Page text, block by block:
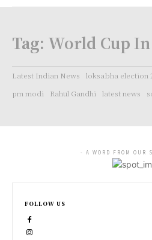
Tag: World Cup
Latest Indian News loksabha election
pm modi
Rahul Gandhi latest news
- A WORD FROM OUR
FOLLOW US